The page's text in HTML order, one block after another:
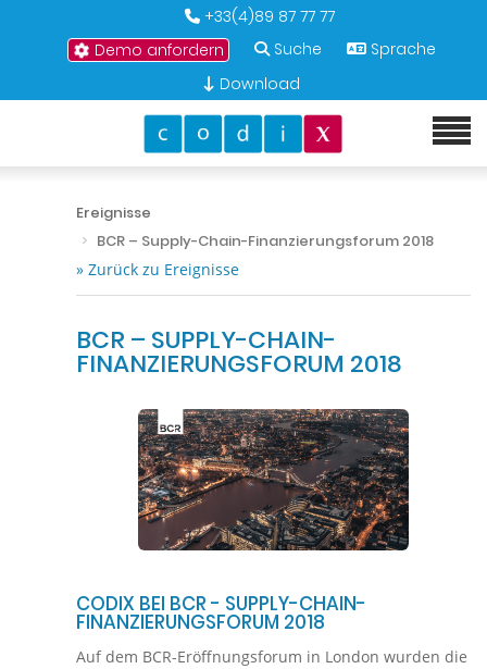
+33(4)89 87 77 77
Demo anfordern
Suche
Sprache
Download
Ereignisse
BCR – Supply-Chain-Finanzierungsforum 2018
» Zurück zu Ereignisse
BCR – SUPPLY-CHAIN-
FINANZIERUNGSFORUM 2018
CODIX BEI BCR - SUPPLY-CHAIN-
FINANZIERUNGSFORUM 2018
Auf dem BCR-Eröffnungsforum in London wurden die